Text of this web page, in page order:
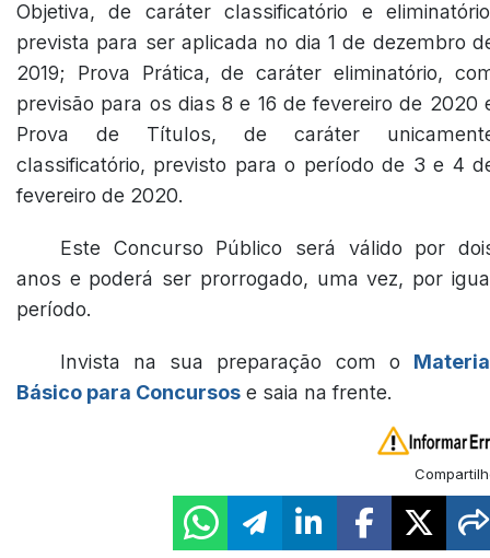
Objetiva, de caráter classificatório e
prevista para ser aplicada no dia 1 de dezembro
2019; Prova Prática, de caráter eliminatório,
previsão para os dias 8 e 16 de fevereiro de 2020
Prova de Títulos, de caráter
classificatório, previsto para o período de 3 e 4
fevereiro de 2020.
Este Concurso Público será válido por
anos e poderá ser prorrogado, uma vez, por
período.
Invista na sua preparação com o
Básico para Concursos e saia na frente.